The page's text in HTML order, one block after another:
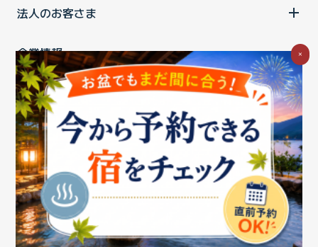
法人のお客さま
企業情報
ご利用中の方
お問い合わせ消費税の表示 ウェブアクセシビリティの取り組み
個人情報保護ポリシープライバシーポータル
Cookieポリシー
特定商取引法に基づく表記情報セキュリティ基本方針
商標についてBIGLOBEトップ
×